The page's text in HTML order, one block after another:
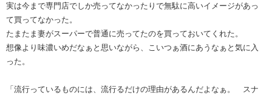
実は今まで専門店でしか売ってなかったりで無駄に高いイメージがあっ
て買ってなかった。
たまたま妻がスーパーで普通に売ってたのを買っておいてくれた。
想像より味濃いめだなぁと思いながら、こいつぁ酒にあうなぁと気に入
った。
「流行っているものには、流行るだけの理由があるんだよなぁ。 スナ